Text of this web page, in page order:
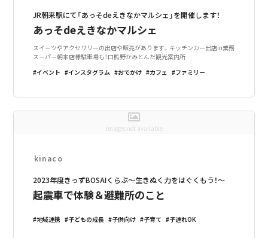
JR朝来駅にて「あっそdeえきなかマルシェ」を開催します！
あっそdeえきなかマルシェ
スイーツやアクセサリーの出店や販売があります。キッチンカー出店in業務
スーパー朝来店様駐車場も！口熊野かみとんだ観光案内所
イベント
インスタグラム おでかけ カフェ ファミリー
Images not available
kinaco
2023年度きっずBOSAIくらぶ～生きぬく力をはぐくもう！～
起震車で体験＆避難所のこと
地域連携 子どもの成長 子供向け 子育て 子連れOK